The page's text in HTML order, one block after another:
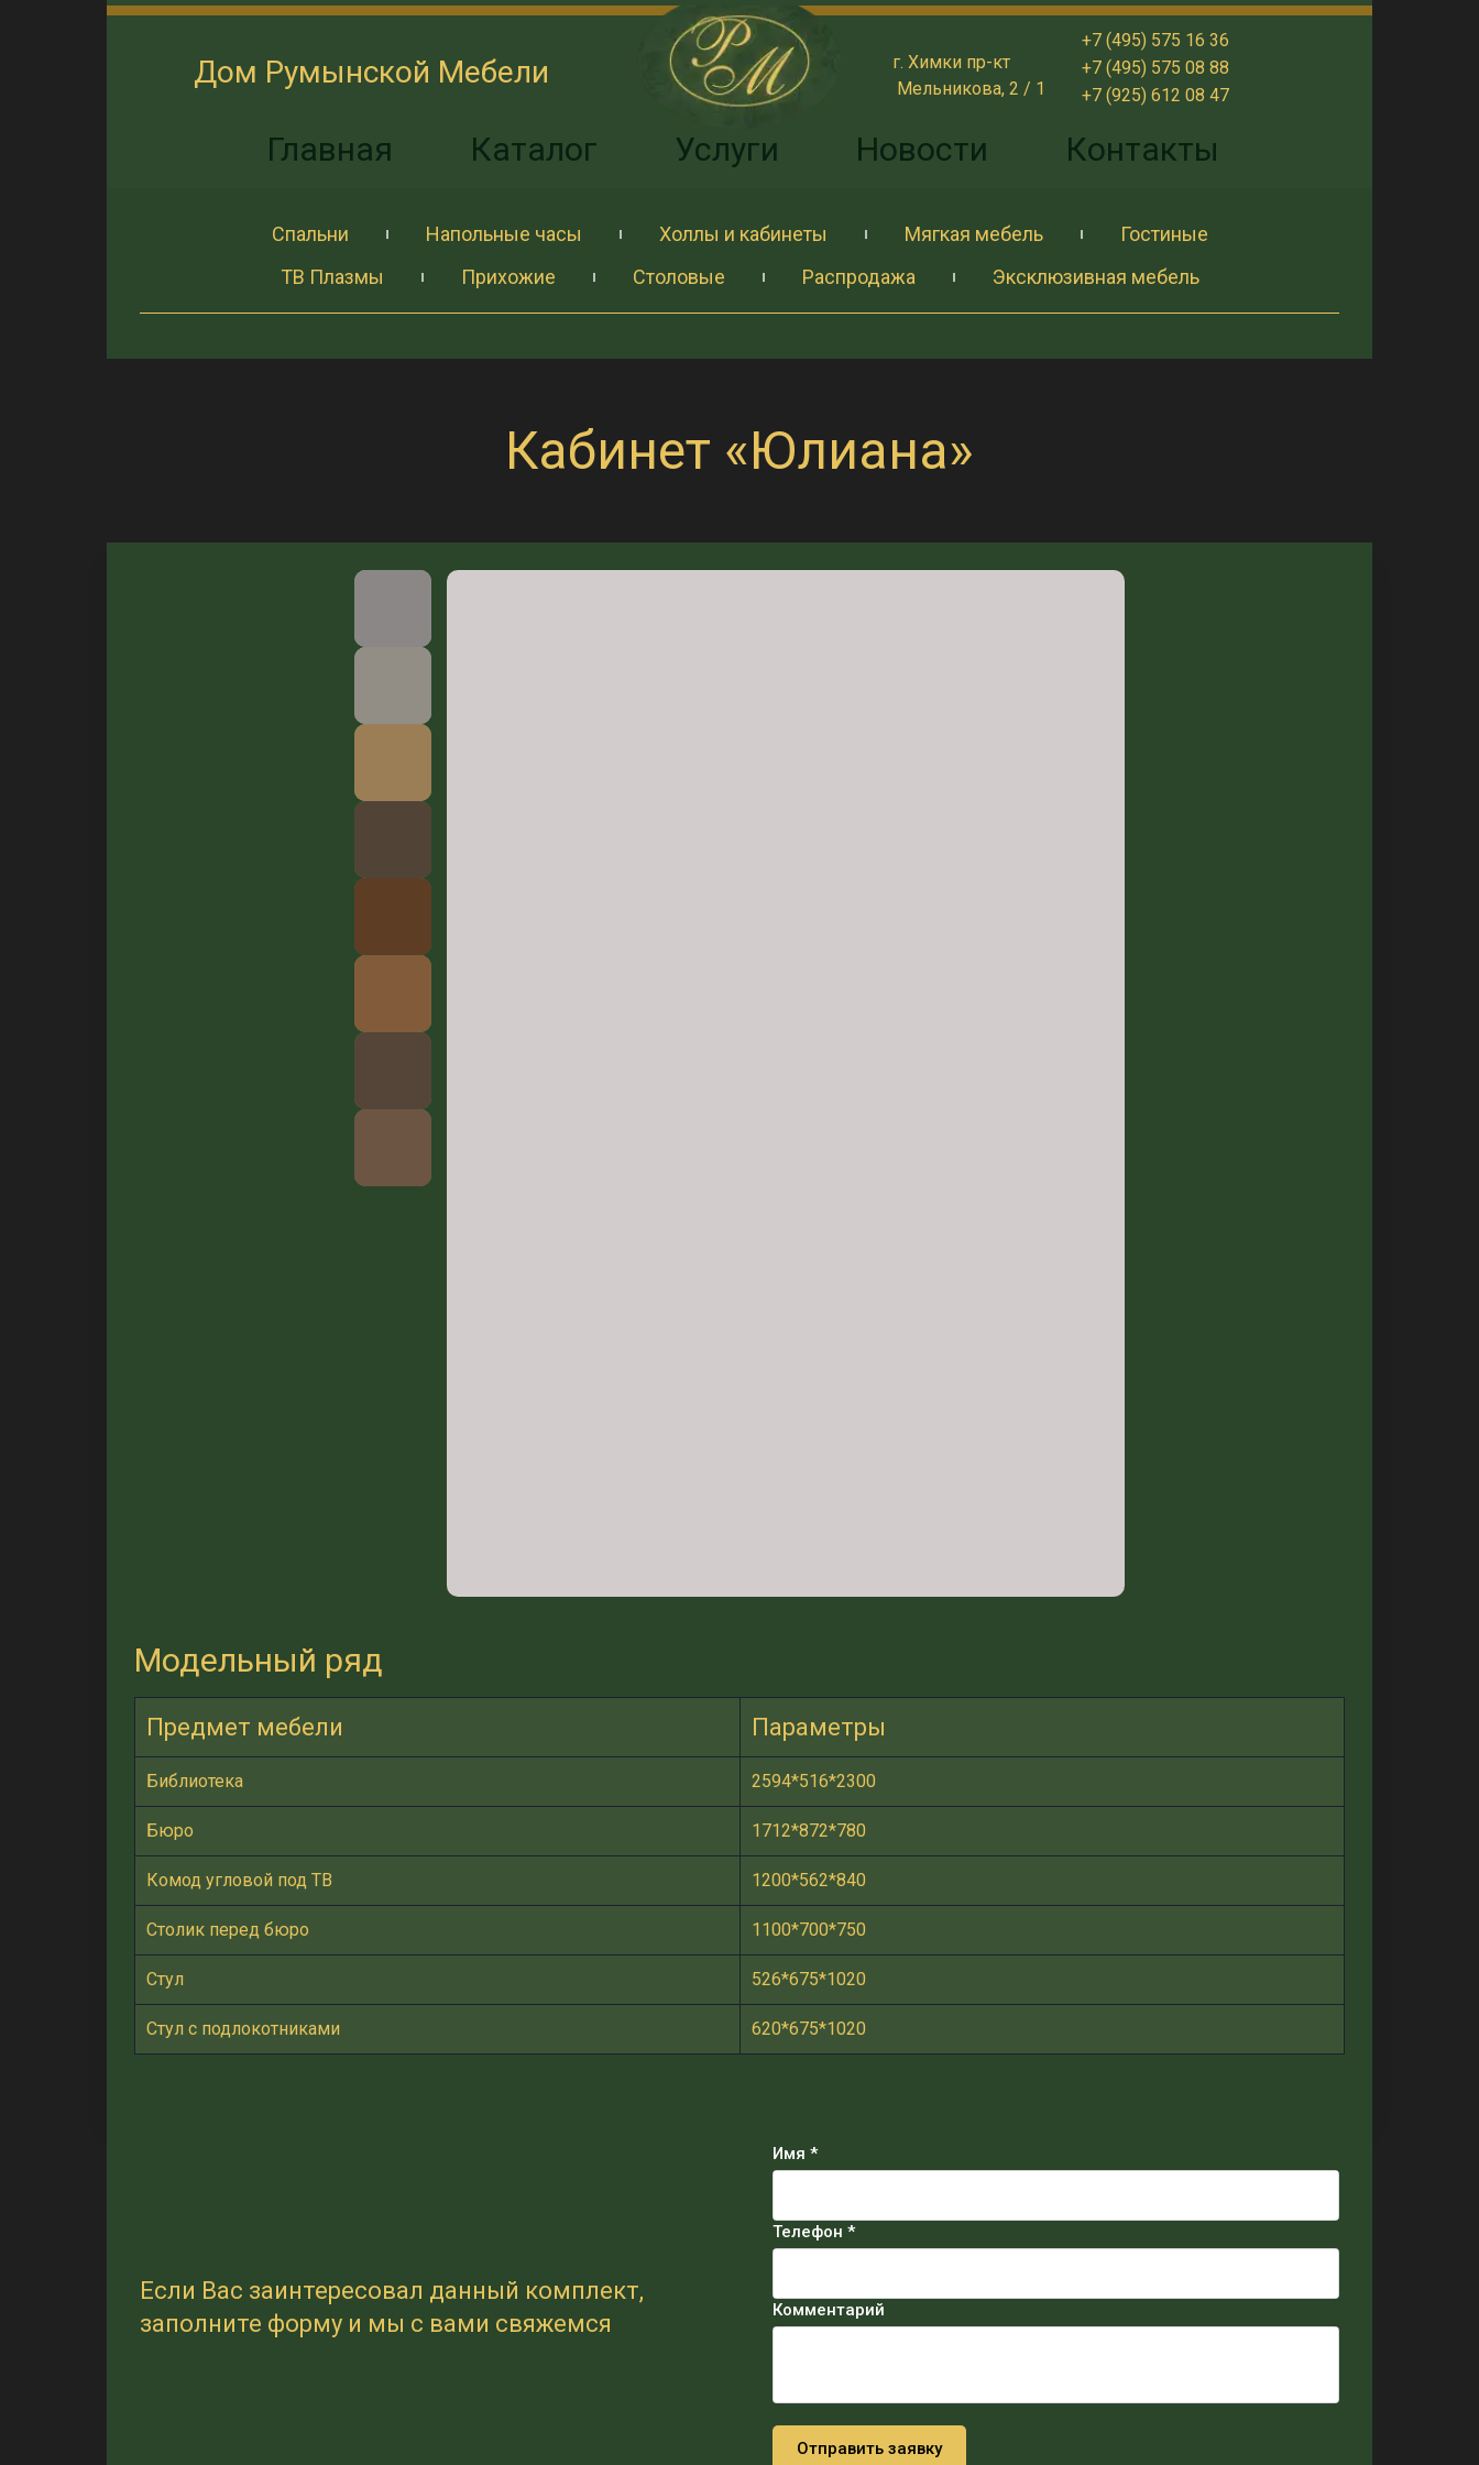
Главная Каталог Услуги Новости Контакты
+7 (495) 575 16 36
+7 (495) 575 08 88
+7 (925) 612 08 47
г. Химки пр-кт
Мельникова, 2 / 1
Дом Румынской Мебели
Спальни Напольные часы Холлы и кабинеты Мягкая мебель
Гостиные
ТВ Плазмы
Прихожие Столовые Распродажа Эксклюзивная мебель
Кабинет «Юлиана»
Модельный ряд
Предмет мебели Параметры
Библиотека 2594*516*2300
Бюро 1712*872*780
Комод угловой под ТВ 1200*562*840
Столик перед бюро 1100*700*750
Стул 526*675*1020
Стул с подлокотниками 620*675*1020
Если Вас заинтересовал данный комплект,
заполните форму и мы с вами свяжемся
Имя *
Телефон *
Комментарий
Отправить заявку